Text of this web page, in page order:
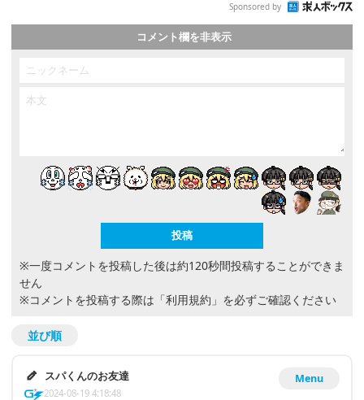
Sponsored by
コメント欄を非表示
※一度コメントを投稿した後は約120秒間投稿することができま
せん
※コメントを投稿する際は 「利用規約」 を必ずご確認ください
並び順
Menu
スパくんのお友達
2024-08-19 4:18:48